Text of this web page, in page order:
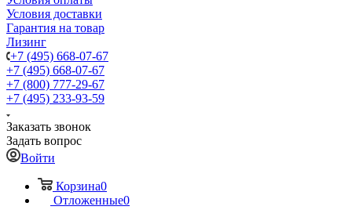
Условия доставки
Гарантия на товар
Лизинг
+7 (495) 668-07-67
+7 (495) 668-07-67
+7 (800) 777-29-67
+7 (495) 233-93-59
Заказать звонок
Задать вопрос
Войти
Корзина0
Отложенные0